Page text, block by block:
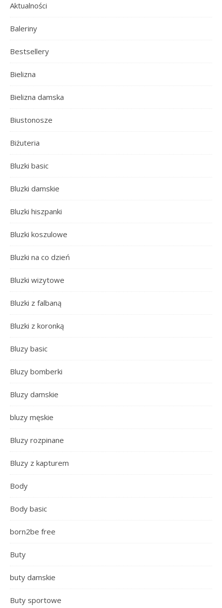
Aktualności
Baleriny
Bestsellery
Bielizna
Bielizna damska
Biustonosze
Biżuteria
Bluzki basic
Bluzki damskie
Bluzki hiszpanki
Bluzki koszulowe
Bluzki na co dzień
Bluzki wizytowe
Bluzki z falbaną
Bluzki z koronką
Bluzy basic
Bluzy bomberki
Bluzy damskie
bluzy męskie
Bluzy rozpinane
Bluzy z kapturem
Body
Body basic
born2be free
Buty
buty damskie
Buty sportowe